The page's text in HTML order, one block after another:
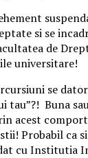
si se
de
universitare!
se
tau”?! Buna
acest
Probabil ca
cu Institutia